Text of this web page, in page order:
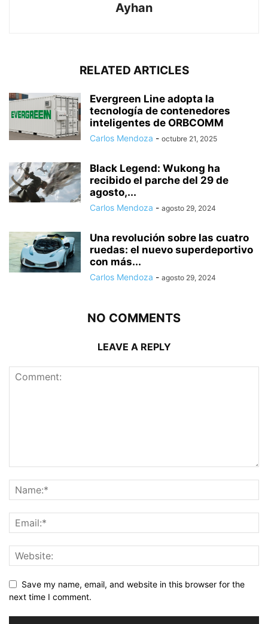
Ayhan
RELATED ARTICLES
Evergreen Line adopta la
tecnología de contenedores
inteligentes de ORBCOMM
Carlos Mendoza - octubre 21, 2025
Black Legend: Wukong ha
recibido el parche del 29 de
agosto,...
Carlos Mendoza - agosto 29, 2024
Una revolución sobre las cuatro
ruedas: el nuevo superdeportivo
con más...
Carlos Mendoza - agosto 29, 2024
NO COMMENTS
LEAVE A REPLY
Save my name, email, and website in this browser for the
next time I comment.